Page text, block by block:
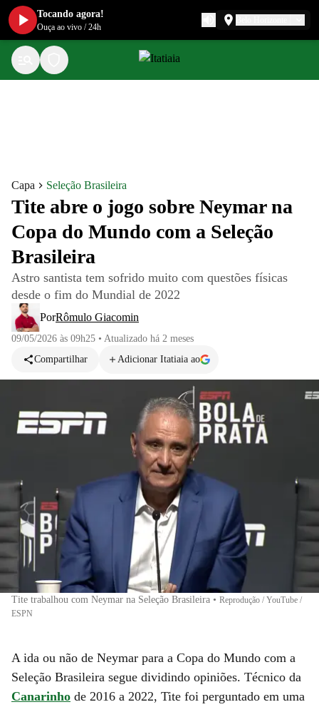
Capa Seleção Brasileira
Tite abre o jogo sobre Neymar na
Copa do Mundo com a Seleção
Brasileira
Astro santista tem sofrido muito com questões físicas
desde o fim do Mundial de 2022
PorRômulo Giacomin
09/05/2026 às 09h25 • Atualizado há 2 meses
Compartilhar
Adicionar Itatiaia ao
Tite trabalhou com Neymar na Seleção Brasileira • Reprodução / YouTube /
ESPN
A ida ou não de Neymar para a Copa do Mundo com a
Seleção Brasileira segue dividindo opiniões. Técnico da
Canarinho de 2016 a 2022, Tite foi perguntado em uma
Tocando agora!
Ouça ao vivo /24h